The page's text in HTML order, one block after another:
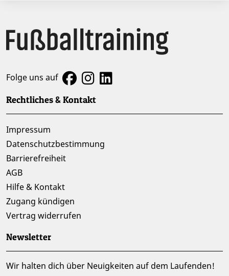
Folge uns auf
Rechtliches & Kontakt
Impressum
Datenschutzbestimmung
Barrierefreiheit
AGB
Hilfe & Kontakt
Zugang kündigen
Vertrag widerrufen
Newsletter
Wir halten dich über Neuigkeiten auf dem Laufenden!